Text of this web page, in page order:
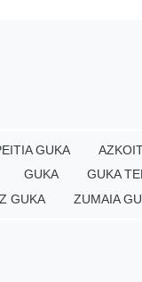
GUKA
GUKA
GUKA
GUKA
ZUMAIA